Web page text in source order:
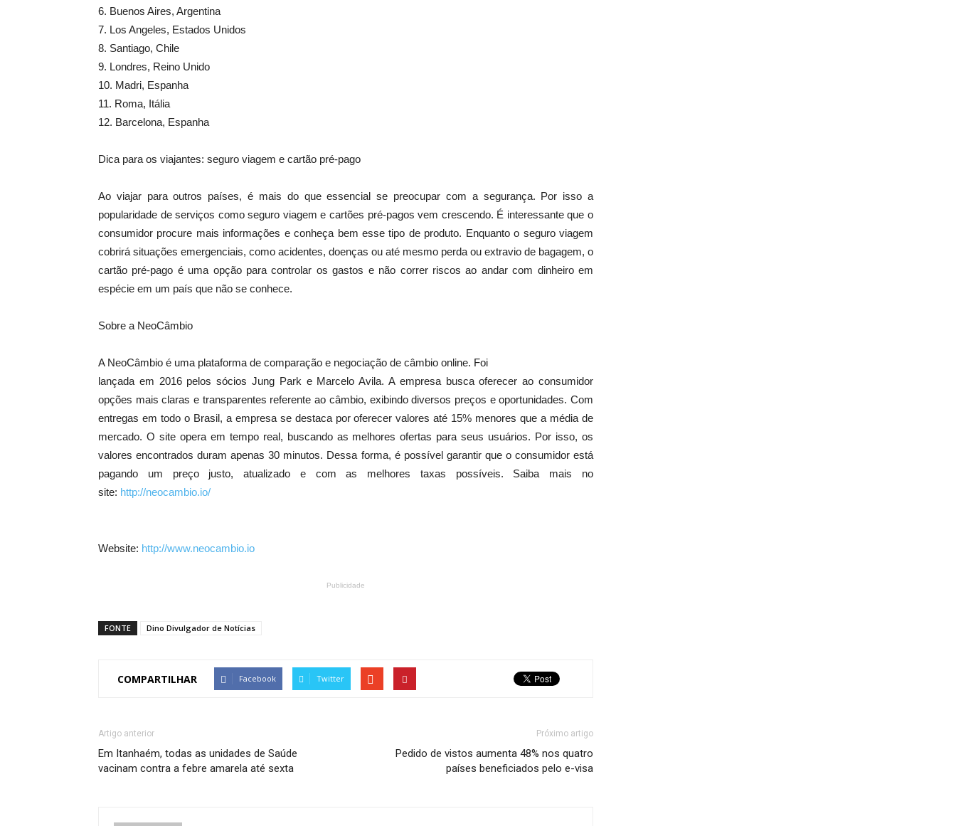
6. Buenos Aires, Argentina
7. Los Angeles, Estados Unidos
8. Santiago, Chile
9. Londres, Reino Unido
10. Madri, Espanha
11. Roma, Itália
12. Barcelona, Espanha
Dica para os viajantes: seguro viagem e cartão pré-pago
Ao viajar para outros países, é mais do que essencial se preocupar com a segurança. Por isso a
popularidade de serviços como seguro viagem e cartões pré-pagos vem crescendo. É interessante que o
consumidor procure mais informações e conheça bem esse tipo de produto. Enquanto o seguro viagem
cobrirá situações emergenciais, como acidentes, doenças ou até mesmo perda ou extravio de bagagem, o
cartão pré-pago é uma opção para controlar os gastos e não correr riscos ao andar com dinheiro em
espécie em um país que não se conhece.
Sobre a NeoCâmbio
A NeoCâmbio é uma plataforma de comparação e negociação de câmbio online. Foi
lançada em 2016 pelos sócios Jung Park e Marcelo Avila. A empresa busca oferecer ao consumidor
opções mais claras e transparentes referente ao câmbio, exibindo diversos preços e oportunidades. Com
entregas em todo o Brasil, a empresa se destaca por oferecer valores até 15% menores que a média de
mercado. O site opera em tempo real, buscando as melhores ofertas para seus usuários. Por isso, os
valores encontrados duram apenas 30 minutos. Dessa forma, é possível garantir que o consumidor está
pagando um preço justo, atualizado e com as melhores taxas possíveis. Saiba mais no
site: http://neocambio.io/
Website: http://www.neocambio.io
Publicidade
FONTE Dino Divulgador de Notícias
COMPARTILHAR Facebook Twitter
Artigo anterior
Em Itanhaém, todas as unidades de Saúde
vacinam contra a febre amarela até sexta
Próximo artigo
Pedido de vistos aumenta 48% nos quatro
países beneficiados pelo e-visa